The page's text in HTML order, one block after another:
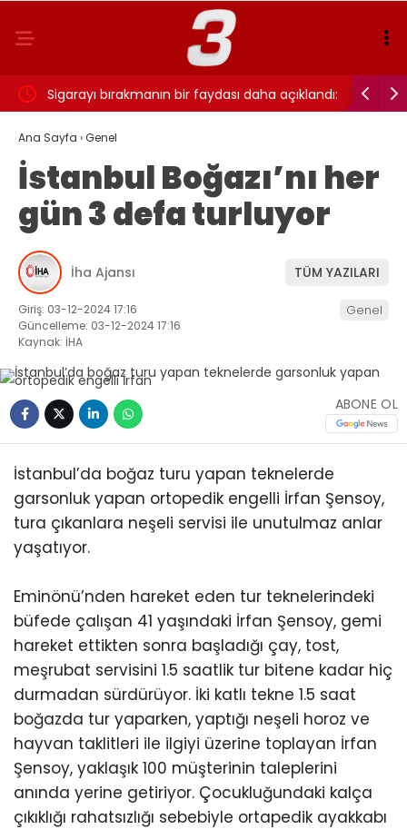
Sigarayı bırakmanın bir faydası daha açıklandı:
Beyin sağlığı için 7 yıl detayı dikkat çekti
Ana Sayfa ›Genel
İstanbul Boğazı’nı her
gün 3 defa turluyor
İha Ajansı TÜM YAZILARI
Giriş: 03-12-2024 17:16
Güncelleme: 03-12-2024 17:16
Kaynak: İHA
Genel
ABONE OL
İstanbul’da boğaz turu yapan teknelerde
garsonluk yapan ortopedik engelli İrfan Şensoy,
tura çıkanlara neşeli servisi ile unutulmaz anlar
yaşatıyor.
Eminönü’nden hareket eden tur teknelerindeki
büfede çalışan 41 yaşındaki İrfan Şensoy, gemi
hareket ettikten sonra başladığı çay, tost,
meşrubat servisini 1.5 saatlik tur bitene kadar hiç
durmadan sürdürüyor. İki katlı tekne 1.5 saat
boğazda tur yaparken, yaptığı neşeli horoz ve
hayvan taklitleri ile ilgiyi üzerine toplayan İrfan
Şensoy, yaklaşık 100 müşterinin taleplerini
anında yerine getiriyor. Çocukluğundaki kalça
çıkıklığı rahatsızlığı sebebiyle ortapedik ayakkabı